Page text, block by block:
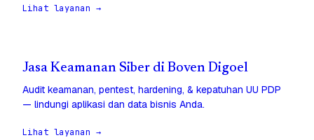
Lihat layanan →
Jasa Keamanan Siber di Boven Digoel
Audit keamanan, pentest, hardening, & kepatuhan UU PDP
— lindungi aplikasi dan data bisnis Anda.
Lihat layanan →